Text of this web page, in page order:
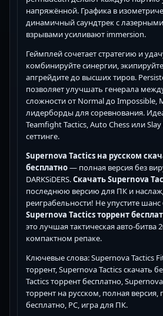
напряжённой. Графика в
динамичный саундтрек с
взрывами усиливают immersion.
Геймплей сочетает стратегию и
комбинируйте синергии,
апгрейдите до высших тиров.
позволяет улучшать генерала
сложности от Normal до Impossible,
лидерборды для соревнования.
Teamfight Tactics, Auto Chess или
сеттинге.
Supernova Tactics на русском
бесплатно— полная версия без
DARKSiDERS.Скачать Supernova
последнюю версию для ПК и
реиграбельности! Не упустите шанс
Supernova Tactics торрент
это лучшая тактическая авто-битва
компактном репаке.
Ключевые слова: Supernova Tactics
торрент, Supernova Tactics скачать
Tactics торрент бесплатно,
торрент на русском, полная версия,
бесплатно, PC, игра для ПК.